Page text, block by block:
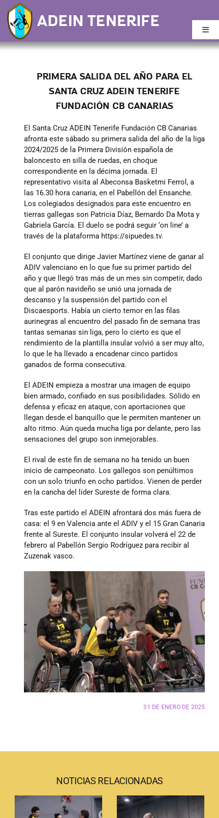
Saltar
contenido
ADEIN TENERIFE
Buscar:
Quiénes Somos
Calendario
Plantilla
Estatutos
Transparencia
Directos
Patrocinadores y colaboradores
Donaciones
PRIMERA SALIDA DEL AÑO PARA EL
SANTA CRUZ ADEIN TENERIFE
FUNDACIÓN CB CANARIAS
El Santa Cruz ADEIN Tenerife Fundación CB Canarias
afronta este sábado su primera salida del año de la liga
2024/2025 de la Primera División española de
baloncesto en silla de ruedas, en choque
correspondiente en la décima jornada. El
representativo visita al Abeconsa Basketmi Ferrol, a
las 16.30 hora canaria, en el Pabellón del Ensanche.
Los colegiados designados para este encuentro en
tierras gallegas son Patricia Díaz, Bernardo Da Mota y
Gabriela García. El duelo se podrá seguir ‘on line’ a
través de la plataforma https://sipuedes.tv.
El conjunto que dirige Javier Martínez viene de ganar al
ADIV valenciano en lo que fue su primer partido del
año y que llegó tras más de un mes sin competir, dado
que al parón navideño se unió una jornada de
descanso y la suspensión del partido con el
Discaesports. Había un cierto temor en las filas
aurinegras al encuentro del pasado fin de semana tras
tantas semanas sin liga, pero lo cierto es que el
rendimiento de la plantilla insular volvió a ser muy alto,
lo que le ha llevado a encadenar cinco partidos
ganados de forma consecutiva.
El ADEIN empieza a mostrar una imagen de equipo
bien armado, confiado en sus posibilidades. Sólido en
defensa y eficaz en ataque, con aportaciones que
llegan desde el banquillo que le permiten mantener un
alto ritmo. Aún queda mucha liga por delante, pero las
sensaciones del grupo son inmejorables.
El rival de este fin de semana no ha tenido un buen
inicio de campeonato. Los gallegos son penúltimos
con un solo triunfo en ocho partidos. Vienen de perder
en la cancha del líder Sureste de forma clara.
Tras este partido el ADEIN afrontará dos más fuera de
casa: el 9 en Valencia ante el ADIV y el 15 Gran Canaria
frente al Sureste. El conjunto insular volverá el 22 de
febrero al Pabellón Sergio Rodríguez para recibir al
Zuzenak vasco.
31 DE ENERO DE 2025
NOTICIAS RELACIONADAS